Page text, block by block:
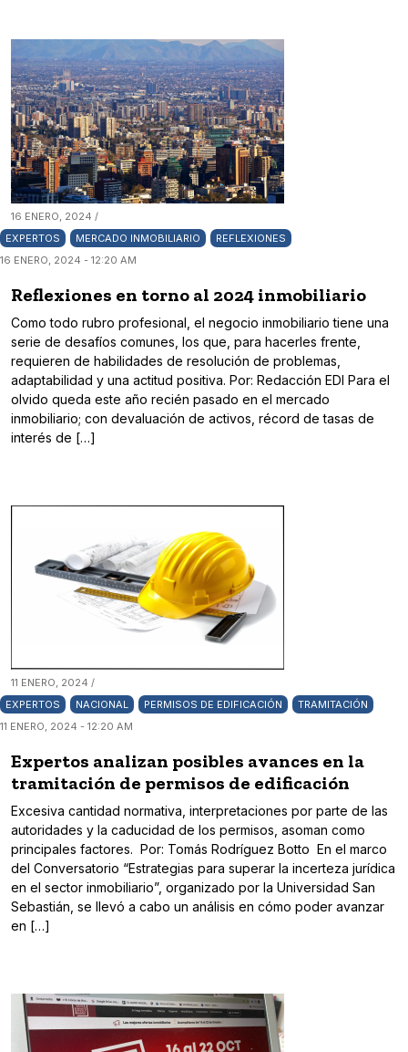
16 ENERO, 2024 /
EXPERTOS
MERCADO INMOBILIARIO
REFLEXIONES
16 ENERO, 2024 - 12:20 AM
Reflexiones en torno al 2024 inmobiliario
Como todo rubro profesional, el negocio inmobiliario tiene una
serie de desafíos comunes, los que, para hacerles frente,
requieren de habilidades de resolución de problemas,
adaptabilidad y una actitud positiva. Por: Redacción EDI Para el
olvido queda este año recién pasado en el mercado
inmobiliario; con devaluación de activos, récord de tasas de
interés de […]
11 ENERO, 2024 /
EXPERTOS
NACIONAL PERMISOS DE EDIFICACIÓN
TRAMITACIÓN
11 ENERO, 2024 - 12:20 AM
Expertos analizan posibles avances en la
tramitación de permisos de edificación
Excesiva cantidad normativa, interpretaciones por parte de las
autoridades y la caducidad de los permisos, asoman como
principales factores. Por: Tomás Rodríguez Botto En el marco
del Conversatorio “Estrategias para superar la incerteza jurídica
en el sector inmobiliario”, organizado por la Universidad San
Sebastián, se llevó a cabo un análisis en cómo poder avanzar
en […]